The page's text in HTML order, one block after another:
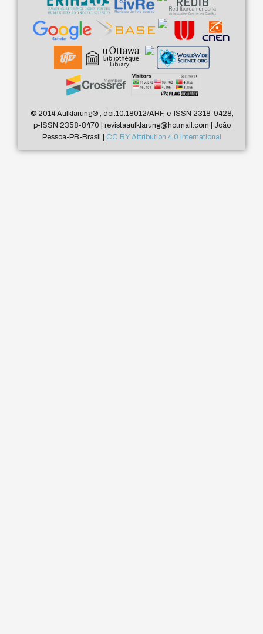
© 2014 Aufklärung®, doi:10.18012/ARF, e-ISSN 2318-9428,
p-ISSN 2358-8470 | revistaaufklarung@hotmail.com | João
Pessoa-PB-Brasil | CC BY Attribution 4.0 International